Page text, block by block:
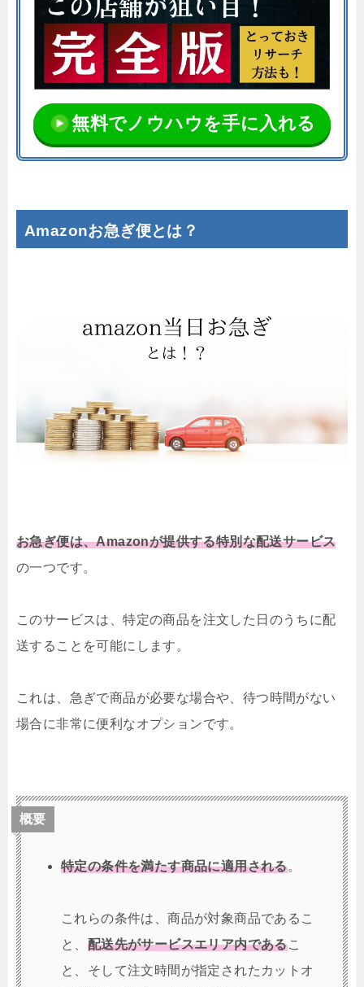
無料でノウハウを手に入れる
Amazonお急ぎ便とは？
お急ぎ便は、Amazonが提供する特別な配送サービス
の一つです。
このサービスは、特定の商品を注文した日のうちに配
送することを可能にします。
これは、急ぎで商品が必要な場合や、待つ時間がない
場合に非常に便利なオプションです。
概要
特定の条件を満たす商品に適用される。
これらの条件は、商品が対象商品であるこ
と、 配送先がサービスエリア内であるこ
と、そして注文時間が指定されたカットオ